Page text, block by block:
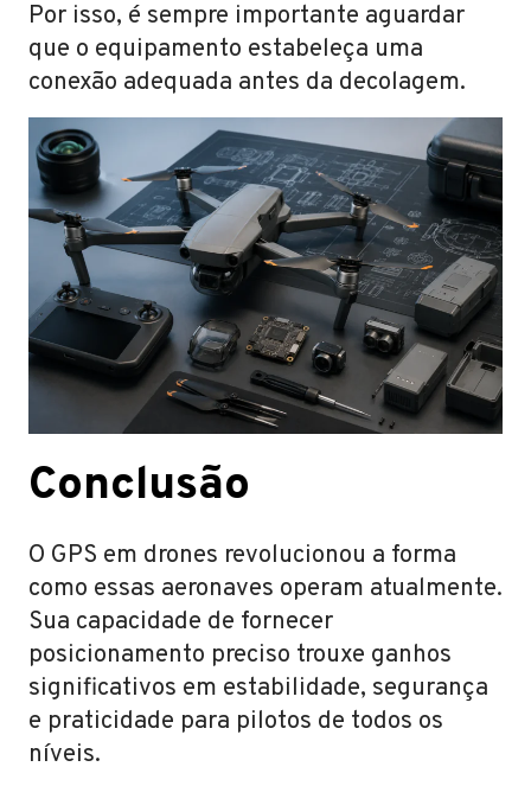
Por isso, é sempre importante aguardar
que o equipamento estabeleça uma
conexão adequada antes da decolagem.
Conclusão
O GPS em drones revolucionou a forma
como essas aeronaves operam atualmente.
Sua capacidade de fornecer
posicionamento preciso trouxe ganhos
significativos em estabilidade, segurança
e praticidade para pilotos de todos os
níveis.